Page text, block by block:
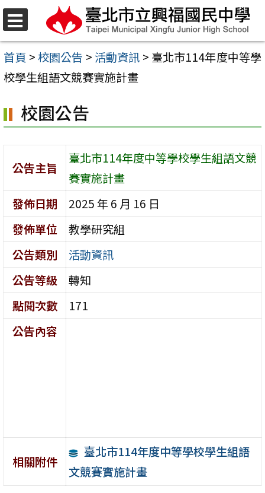
選
單
跳
至
主
要
容
區
首頁 >校園公告 > 活動資訊 > 臺北市114年度中等學
校學生組語文競賽實施計畫
校園公告
公告主旨
臺北市114年度中等學校學生組語文競
賽實施計畫
發佈日期
2025 年 6 月 16 日
發佈單位
教學研究組
公告類別
活動資訊
公告等級
轉知
點閱次數
171
公告內容
相關附件
臺北市114年度中等學校學生組語
文競賽實施計畫